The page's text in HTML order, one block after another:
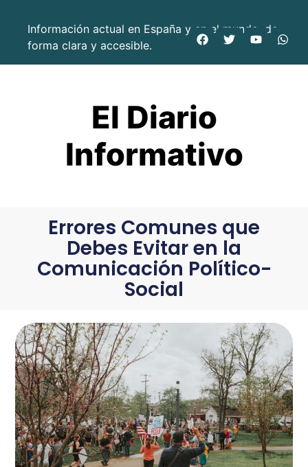
Información actual en España y en el mundo, de
forma clara y accesible.
El Diario
Informativo
Errores Comunes que
Debes Evitar en la
Comunicación Político-
Social